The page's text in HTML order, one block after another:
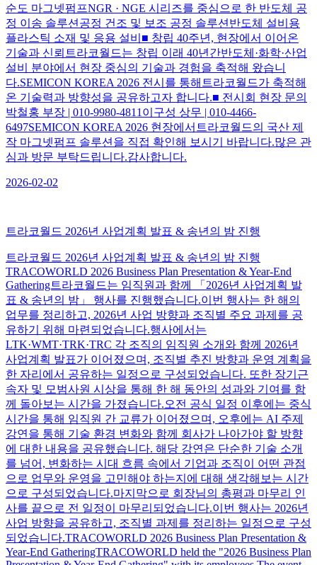
순도 마그넷펌프NGR · NGE 시리즈를 중심으로 한 반도체 공
정 이송 솔루션공정 건조 및 보조 공정 솔루션반도체 설비용
플라스틱 소재 및 응용 설비■ 창립 40주년, 현장에서 이어온
기술과 신뢰트라코월드는 창립 이래 40년간반도체·화학·산업
설비 분야에서 현장 중심의 기술과 경험을 축적해 왔습니
다.SEMICON KOREA 2026 전시를 통해트라코월드가 축적해
온 기술력과 방향성을 공유하고자 합니다.■ 전시회 현장 문의
박철홍 부장 | 010-9980-4811이구성 상무 | 010-4466-
6497SEMICON KOREA 2026 현장에서트라코월드의 국산 제
작 마그넷펌프 솔루션을 직접 확인해 보시기 바랍니다.많은 관
심과 방문 부탁드립니다.감사합니다.
2026-02-02
트라코월드 2026년 사업계획 발표 & 송년의 밤 진행
트라코월드 2026년 사업계획 발표 & 송년의 밤 진행
TRACOWORLD 2026 Business Plan Presentation & Year-End
Gathering트라코월드는 임직원과 함께 「2026년 사업계획 발
표 & 송년의 밤」 행사를 진행했습니다.이번 행사는 한 해의
업무를 정리하고, 2026년 사업 방향과 조직별 주요 과제를 공
유하기 위해 마련되었습니다.행사에서는
LTK·WMT·TRK·TRC 각 조직의 임직원 소개와 함께 2026년
사업계획 발표가 이어졌으며, 조직별 추진 방향과 운영 계획을
한 자리에서 공유하는 일정으로 구성되었습니다. 또한 장기근
속자 및 모범사원 시상을 통해 한 해 동안의 성과와 기여를 함
께 돌아보는 시간을 가졌습니다.오전 공식 일정 이후에는 중식
시간을 통해 임직원 간 교류가 이어졌으며, 오후에는 AI 주제
강연을 통해 기술 환경 변화와 함께 회사가 나아가야 할 방향
에 대한 내용을 공유했습니다. 해당 강연은 단순한 기술 소개
를 넘어, 변화하는 시대 흐름 속에서 기업과 조직이 어떤 관점
으로 업무와 운영을 고민해야 하는지에 대해 생각해보는 시간
으로 구성되었습니다.마지막으로 회장님의 총평과 마무리 인
사를 끝으로 전 일정이 마무리되었습니다.이번 행사는 2026년
사업 방향을 공유하고, 조직별 과제를 정리하는 일정으로 구성
되었습니다.TRACOWORLD 2026 Business Plan Presentation &
Year-End GatheringTRACOWORLD held the "2026 Business Plan